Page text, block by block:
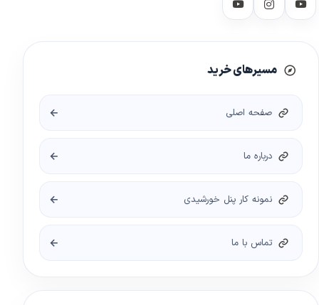
مسیرهای خرید
صفحه اصلی
درباره ما
نمونه کار پنل خورشیدی
تماس با ما